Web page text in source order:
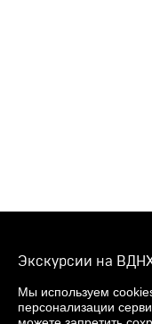
Экскурсии на
О музее
Фонды
Издания
Пресс-
Мы используем
персонализации